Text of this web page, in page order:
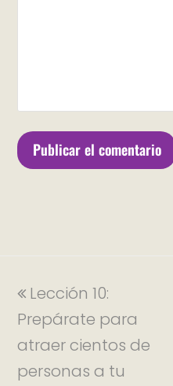
Lección 10:
Prepárate para
atraer cientos de
personas a tu